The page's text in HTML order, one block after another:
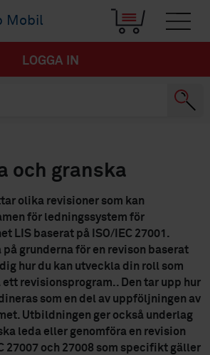
LOGGA IN
och granska
olika revisioner som kan
för ledningssystem för
LIS baserat på ISO/IEC 27001.
på grunderna för en revison baserat
hur du kan utveckla din roll som
ett revisionsprogram.. Den tar upp hur
som en del av uppföljningen av
Utbildningen ger också underlag
leda eller genomföra en revision
27007 och 27008 som specifikt gäller